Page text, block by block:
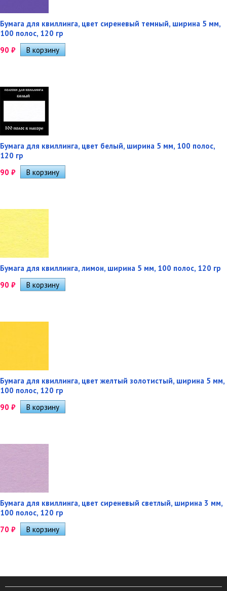
Бумага для квиллинга, цвет сиреневый темный, ширина 5 мм,
100 полос, 120 гр
90 ₽
Бумага для квиллинга, цвет белый, ширина 5 мм, 100 полос,
120 гр
90 ₽
Бумага для квиллинга, лимон, ширина 5 мм, 100 полос, 120 гр
90 ₽
Бумага для квиллинга, цвет желтый золотистый, ширина 5 мм,
100 полос, 120 гр
90 ₽
Бумага для квиллинга, цвет сиреневый светлый, ширина 3 мм,
100 полос, 120 гр
70 ₽